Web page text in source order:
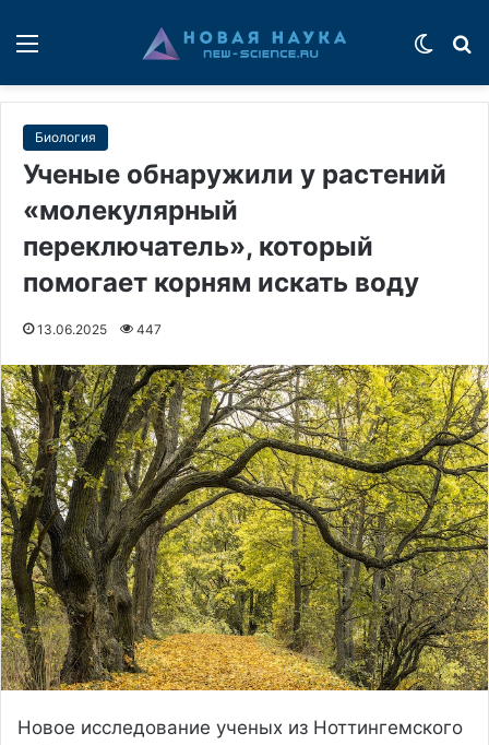
Биология
Ученые обнаружили у растений
«молекулярный
переключатель», который
помогает корням искать воду
13.06.2025 447
Новое исследование ученых из Ноттингемского